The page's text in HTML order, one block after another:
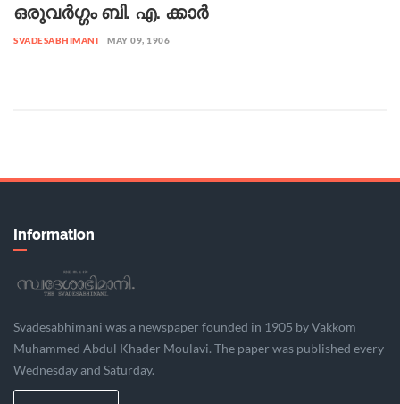
ഒരുവർഗ്ഗം ബി. എ. ക്കാർ
SVADESABHIMANI MAY 09, 1906
Information
Svadesabhimani was a newspaper founded in 1905 by Vakkom
Muhammed Abdul Khader Moulavi. The paper was published every
Wednesday and Saturday.